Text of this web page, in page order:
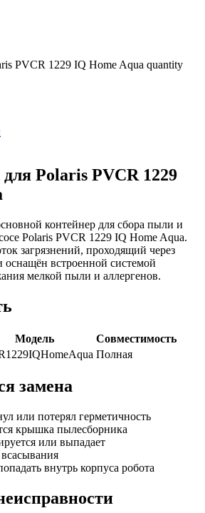
PVCR 1229 IQ Home Aqua quantity
Polaris PVCR 1229
контейнер для сбора пыли и
Polaris PVCR 1229 IQ Home Aqua.
загрязнений, проходящий через
оснащён встроенной системой
мелкой пыли и аллергенов.
Модель
Совместимость
Полная
замена
или потерял герметичность
крышка пылесборника
или выпадает
внутрь корпуса робота